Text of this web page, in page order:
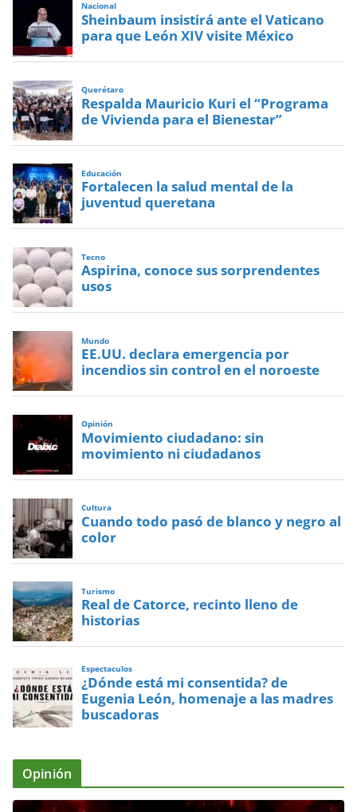
Nacional
Sheinbaum insistirá ante el Vaticano
para que León XIV visite México
Querétaro
Respalda Mauricio Kuri el “Programa
de Vivienda para el Bienestar”
Educación
Fortalecen la salud mental de la
juventud queretana
Tecno
Aspirina, conoce sus sorprendentes
usos
Mundo
EE.UU. declara emergencia por
incendios sin control en el noroeste
Opinión
Movimiento ciudadano: sin
movimiento ni ciudadanos
Cultura
Cuando todo pasó de blanco y negro al
color
Turismo
Real de Catorce, recinto lleno de
historias
Espectaculos
¿Dónde está mi consentida? de
Eugenia León, homenaje a las madres
buscadoras
Opinión